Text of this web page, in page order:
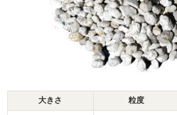
大きさ 粒度